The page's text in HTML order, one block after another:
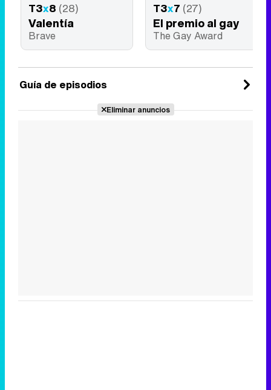
T3x8 (28)
Valentía
Brave
T3x7 (27)
El premio al gay
The Gay Award
Guía de episodios
Eliminar anuncios